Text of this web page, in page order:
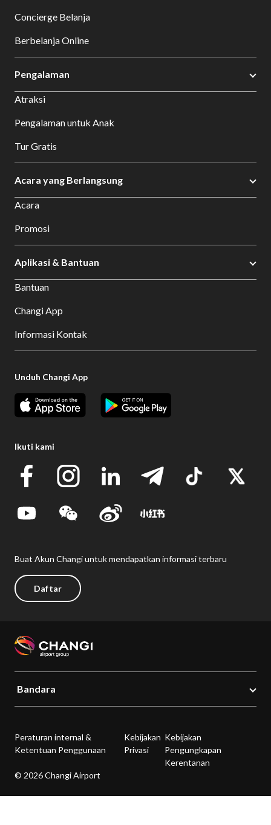
Concierge Belanja
Berbelanja Online
Pengalaman
Atraksi
Pengalaman untuk Anak
Tur Gratis
Acara yang Berlangsung
Acara
Promosi
Aplikasi & Bantuan
Bantuan
Changi App
Informasi Kontak
Unduh Changi App
Ikuti kami
Buat Akun Changi untuk mendapatkan informasi terbaru
Daftar
Bandara
Peraturan internal &
Ketentuan Penggunaan
Kebijakan
Privasi
Kebijakan
Pengungkapan
Kerentanan
© 2026 Changi Airport